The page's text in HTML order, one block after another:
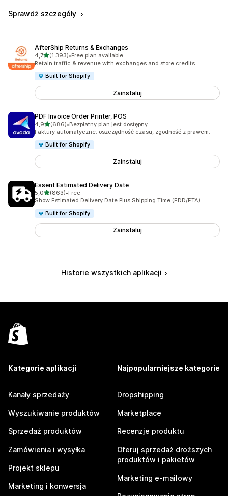
Sprawdź szczegóły
AfterShip Returns & Exchanges
4,7na 5 gwiazdek
(1 393)
Łączna liczba recenzji: 1393
•Free plan available
Retain traffic & revenue with exchanges and store credits
Built for Shopify
Zainstaluj
PDF Invoice Order Printer, POS
4,9na 5 gwiazdek
(686)
Łączna liczba recenzji: 686
•Bezpłatny plan jest dostępny
Faktury automatyczne: oszczędność czasu, zgodność z prawem.
Built for Shopify
Zainstaluj
Essent Estimated Delivery Date
5,0na 5 gwiazdek
(863)
Łączna liczba recenzji: 863
•Free
Show Estimated Delivery Date Plus Shipping Time (EDD/ETA)
Built for Shopify
Zainstaluj
Historie wszystkich aplikacji
Kategorie aplikacji
Kanały sprzedaży
Wyszukiwanie produktów
Sprzedaż produktów
Zamówienia i wysyłka
Projekt sklepu
Marketing i konwersja
Najpopularniejsze kategorie
Dropshipping
Marketplace
Recenzje produktu
Oferuj sprzedaż droższych
produktów i pakietów
Marketing e-mailowy